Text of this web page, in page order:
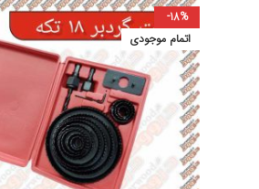
-18%
اتمام موجودی